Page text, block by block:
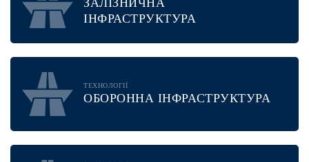
ІНФРАСТРУКТУРА
ТЕХНОЛОГІЇ
ОБОРОННА ІНФРАСТРУКТУРА